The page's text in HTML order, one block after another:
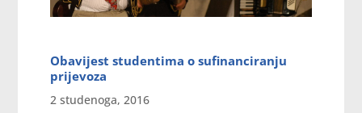
Obavijest studentima o sufinanciranju
prijevoza
2 studenoga, 2016